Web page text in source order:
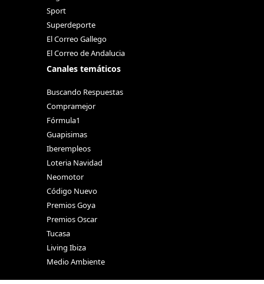
Sport
Superdeporte
El Correo Gallego
El Correo de Andalucia
Canales temáticos
Buscando Respuestas
Compramejor
Fórmula1
Guapisimas
Iberempleos
Loteria Navidad
Neomotor
Código Nuevo
Premios Goya
Premios Oscar
Tucasa
Living Ibiza
Medio Ambiente